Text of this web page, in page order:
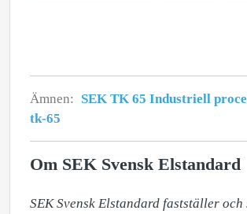
Ämnen: SEK TK 65 Industriell
tk-65
Om SEK Svensk Elstandard
SEK Svensk Elstandard fastställer